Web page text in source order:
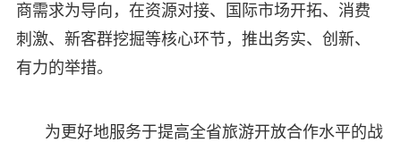
商需求为导向，在资源对接、国际市场开拓、消费
刺激、新客群挖掘等核心环节，推出务实、创新、
有力的举措。
为更好地服务于提高全省旅游开放合作水平的战